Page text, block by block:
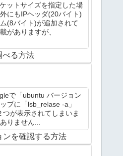
ットサイズを指定した場
にもIPヘッダ(20バイト)
(8バイト)が追加されて
がありますが、
べる方法
で「ubuntu バージョン
プに「lsb_relase -a」
つが表示されてしまいま
りません...
ンを確認する方法